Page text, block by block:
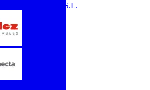
Megger Instruments S.L.